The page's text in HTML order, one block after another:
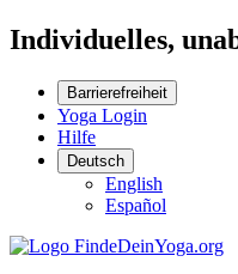
Individuelles,
Barrierefreiheit
Yoga Login
Hilfe
Deutsch
English
Español